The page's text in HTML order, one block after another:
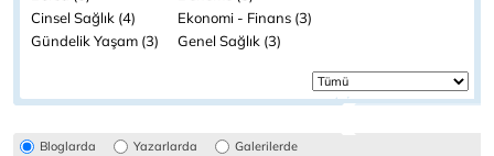
Cinsel Sağlık (4)
Ekonomi - Finans (3)
Gündelik Yaşam (3)
Genel Sağlık (3)
Bloglarda Yazarlarda Galerilerde